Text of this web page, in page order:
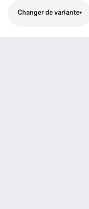
Changer de variante